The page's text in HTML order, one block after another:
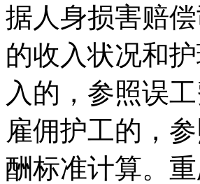
据人身损害赔
的收入状况和
入的，参照误
雇佣护工的，
酬标准计算。